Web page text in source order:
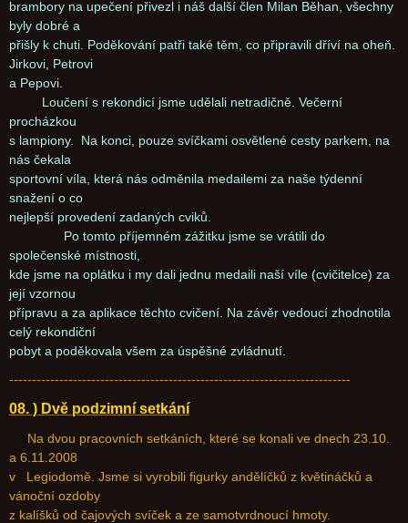
brambory na upečení přivezl i náš další člen Milan Běhan, všechny
byly dobré a
přišly k chuti. Poděkování patři také těm, co připravili dříví na oheň.
Jirkovi, Petrovi
a Pepovi.
Loučení s rekondicí jsme udělali netradičně. Večerní
procházkou
s lampiony. Na konci, pouze svíčkami osvětlené cesty parkem, na
nás čekala
sportovní víla, která nás odměnila medailemi za naše týdenní
snažení o co
nejlepší provedení zadaných cviků.
Po tomto příjemném zážitku jsme se vrátili do
společenské místnosti,
kde jsme na oplátku i my dali jednu medaili naší víle (cvičitelce) za
její vzornou
přípravu a za aplikace těchto cvičení. Na závěr vedoucí zhodnotila
celý rekondiční
pobyt a poděkovala všem za úspěšné zvládnutí.
---------------------------------------------------------------------------
08. ) Dvě podzimní setkání
Na dvou pracovních setkáních, které se konali ve dnech 23.10.
a 6.11.2008
v Legiodomě. Jsme si vyrobili figurky andělíčků z květináčků a
vánoční ozdoby
z kalíšků od čajových svíček a ze samotvrdnoucí hmoty.